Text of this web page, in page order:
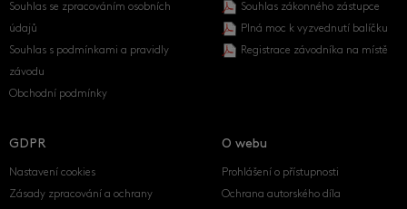
Souhlas se zpracováním osobních
údajů
Souhlas s podmínkami a pravidly
závodu
Obchodní podmínky
Souhlas zákonného zástupce
Plná moc k vyzvednutí balíčku
Registrace závodníka na místě
GDPR
Nastavení cookies
Zásady zpracování a ochrany
O webu
Prohlášení o přístupnosti
Ochrana autorského díla